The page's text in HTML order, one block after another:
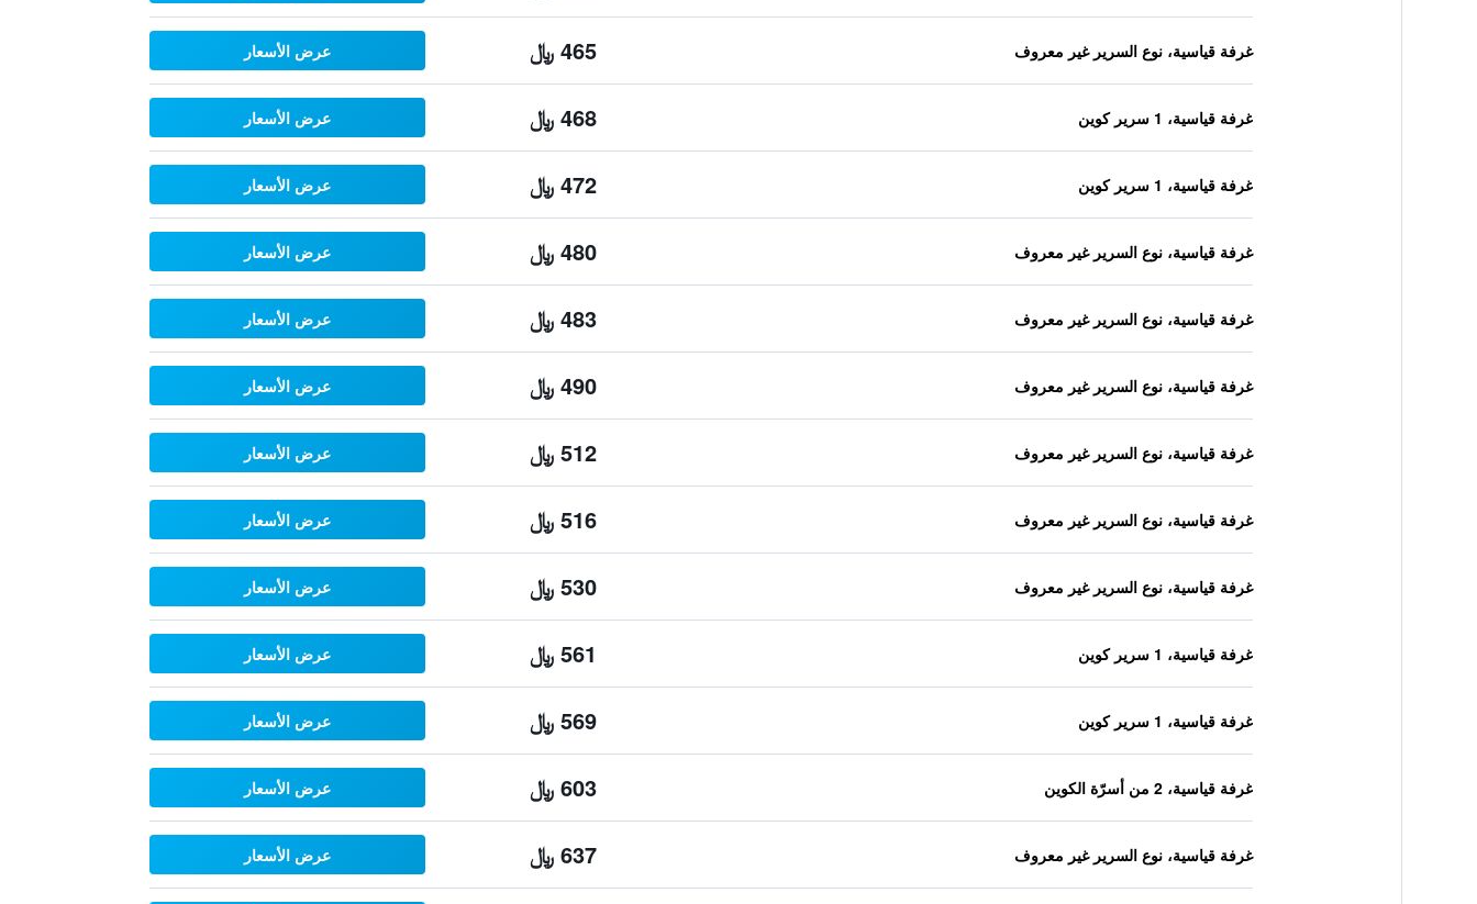
غرفة قياسية، نوع السرير غير معروف 465 ﷼ عرض الأسعار
غرفة قياسية، 1 سرير كوين 468 ﷼ عرض الأسعار
غرفة قياسية، 1 سرير كوين 472 ﷼ عرض الأسعار
غرفة قياسية، نوع السرير غير معروف 480 ﷼ عرض الأسعار
غرفة قياسية، نوع السرير غير معروف 483 ﷼ عرض الأسعار
غرفة قياسية، نوع السرير غير معروف 490 ﷼ عرض الأسعار
غرفة قياسية، نوع السرير غير معروف 512 ﷼ عرض الأسعار
غرفة قياسية، نوع السرير غير معروف 516 ﷼ عرض الأسعار
غرفة قياسية، نوع السرير غير معروف 530 ﷼ عرض الأسعار
غرفة قياسية، 1 سرير كوين 561 ﷼ عرض الأسعار
غرفة قياسية، 1 سرير كوين 569 ﷼ عرض الأسعار
غرفة قياسية، 2 من أسرّة الكوين 603 ﷼ عرض الأسعار
غرفة قياسية، نوع السرير غير معروف 637 ﷼ عرض الأسعار